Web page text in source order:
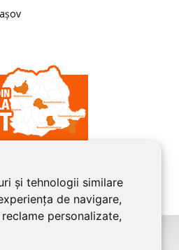
și tehnologii similare
de navigare,
personalizate,